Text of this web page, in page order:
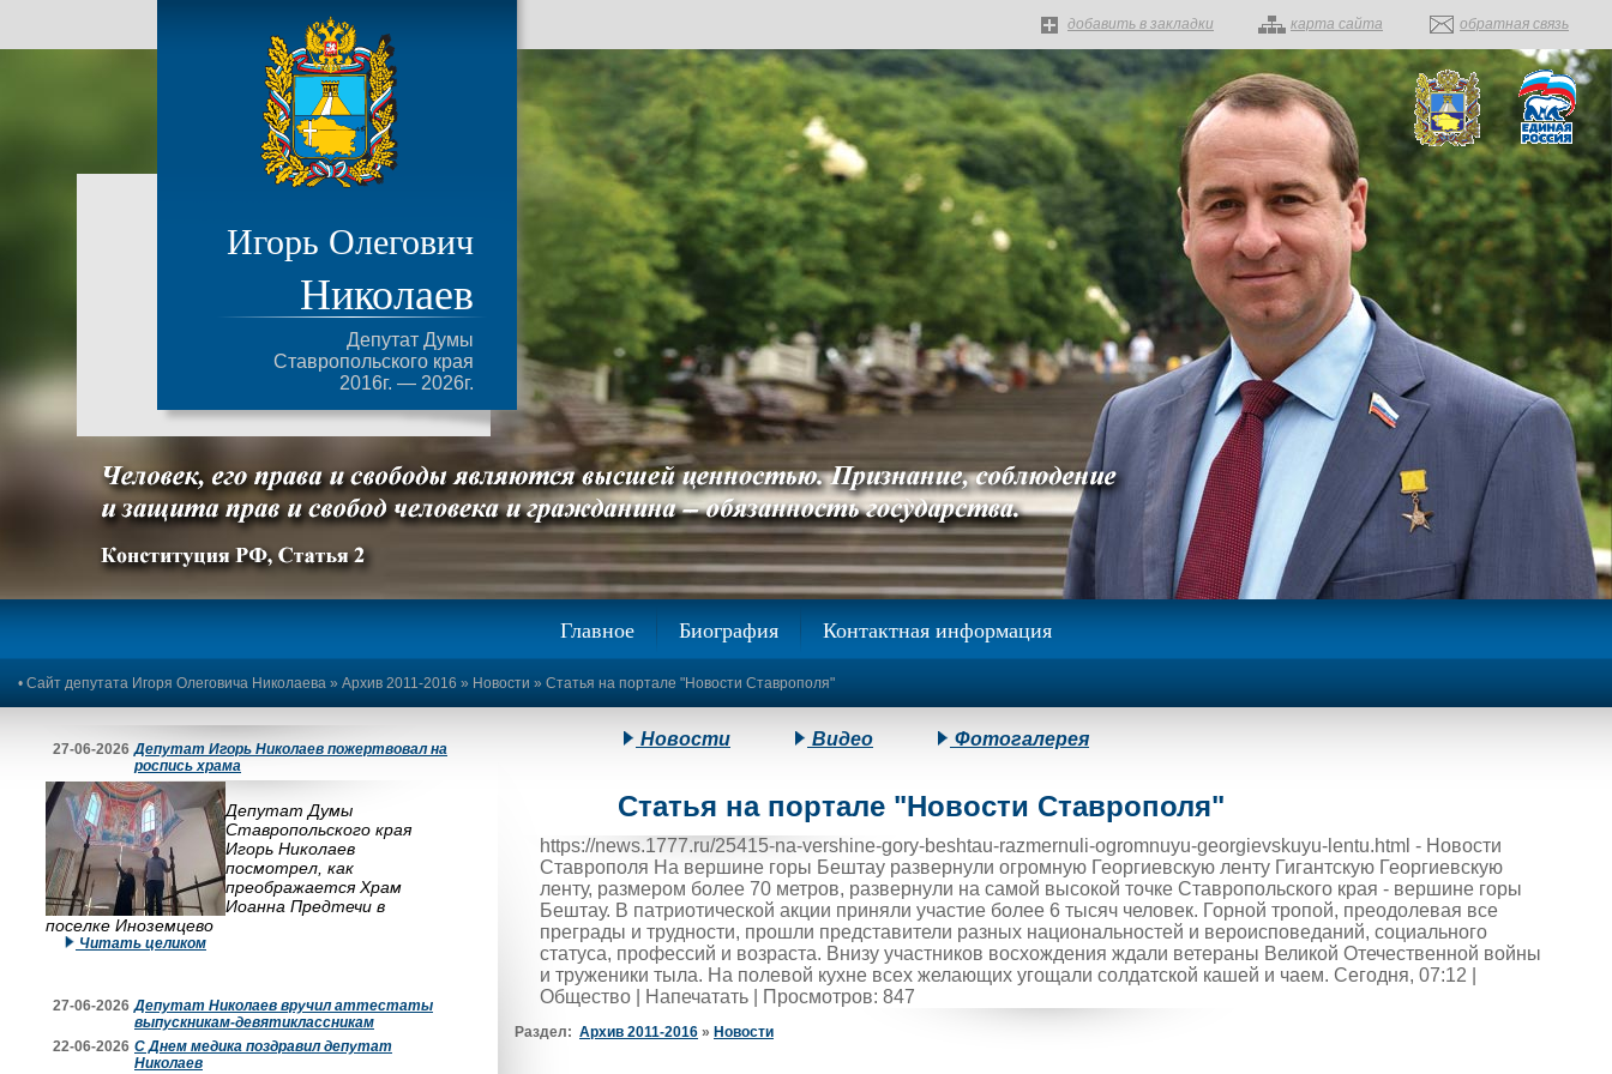
Игорь Олегович
Николаев
Депутат Думы
Ставропольского края
2016г. — 2026г.
добавить в закладки карта сайта обратная связь
Главное Биография Контактная информация
• Сайт депутата Игоря Олеговича Николаева » Архив 2011-2016 » Новости » Статья на портале "Новости Ставрополя"
27-06-2026 Депутат Игорь Николаев пожертвовал на
роспись храма
Депутат Думы
Ставропольского края
Игорь Николаев
посмотрел, как
преображается Храм
Иоанна Предтечи в
поселке Иноземцево
Читать целиком
27-06-2026 Депутат Николаев вручил аттестаты
выпускникам-девятиклассникам
22-06-2026 С Днем медика поздравил депутат
Николаев
Новости Видео Фотогалерея
Статья на портале "Новости Ставрополя"
https://news.1777.ru/25415-na-vershine-gory-beshtau-razmernuli-ogromnuyu-georgievskuyu-lentu.html - Новости
Ставрополя На вершине горы Бештау развернули огромную Георгиевскую ленту Гигантскую Георгиевскую
ленту, размером более 70 метров, развернули на самой высокой точке Ставропольского края - вершине горы
Бештау. В патриотической акции приняли участие более 6 тысяч человек. Горной тропой, преодолевая все
преграды и трудности, прошли представители разных национальностей и вероисповеданий, социального
статуса, профессий и возраста. Внизу участников восхождения ждали ветераны Великой Отечественной войны
и труженики тыла. На полевой кухне всех желающих угощали солдатской кашей и чаем. Сегодня, 07:12 |
Общество | Напечатать | Просмотров: 847
Раздел: Архив 2011-2016 » Новости